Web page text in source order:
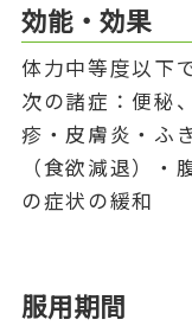
効能・効果
体力中等度以下
次の諸症：便秘
疹・皮膚炎・ふ
（食欲減退）
の症状の緩和
服用期間